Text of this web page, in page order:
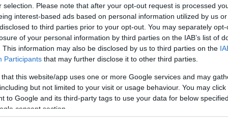
selection. Please note that after your opt-out request is processed
interest-based ads based on personal information utilized by us
to third parties prior to your opt-out. You may separately
of your personal information by third parties on the IAB’s list of
This information may also be disclosed by us to third parties on the
Participants that may further disclose it to other third parties.
that this website/app uses one or more Google services and may
but not limited to your visit or usage behaviour. You may
to Google and its third-party tags to use your data for below
consent section.